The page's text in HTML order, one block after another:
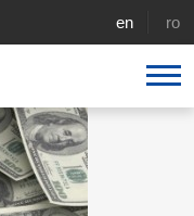
english